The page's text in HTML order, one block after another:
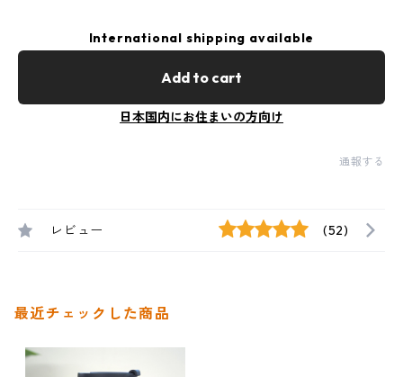
International shipping available
Add to cart
日本国内にお住まいの方向け
通報する
レビュー (52)
最近チェックした商品